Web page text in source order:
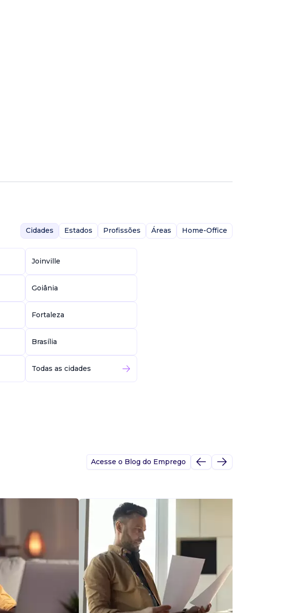
Cidades Estados Profissões Áreas Home-Office
Joinville
Goiânia
Fortaleza
Brasília
Todas as cidades
Acesse o Blog do Emprego